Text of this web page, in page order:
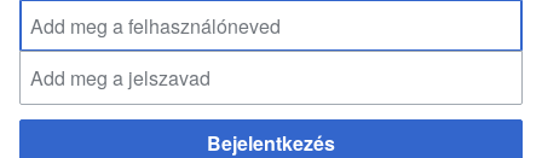
Bejelentkezés